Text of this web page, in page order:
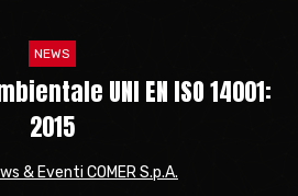
NEWS
UNI EN ISO 14001:
2015
& Eventi COMER S.p.A.